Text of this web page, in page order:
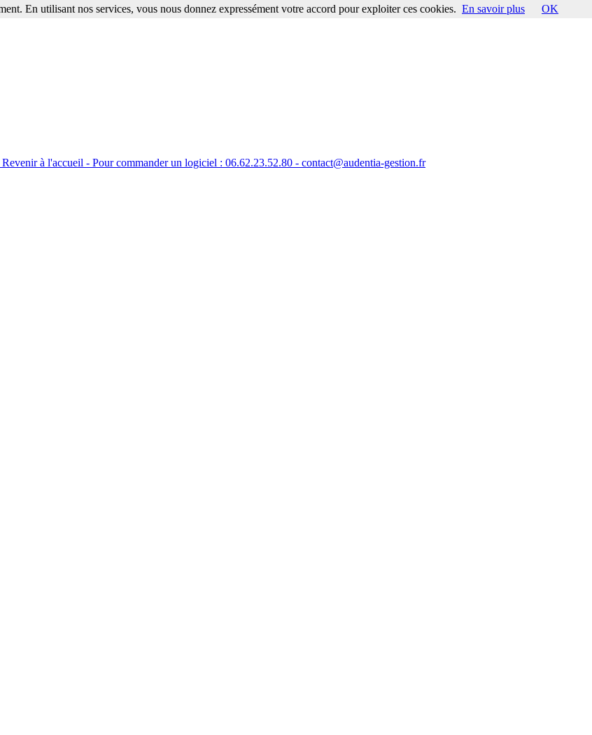
Revenir à l'accueil - Pour commander un logiciel : 06.62.23.52.80 - contact@audentia-gestion.fr
En utilisant nos services, vous nous donnez expressément votre accord pour exploiter ces cookies. En savoir plus OK